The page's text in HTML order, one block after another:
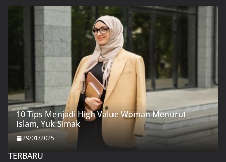
10 Tips Menjadi High Value Woman Menurut
Islam, Yuk Simak
29/01/2025
TERBARU